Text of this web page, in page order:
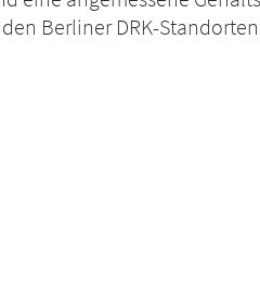
Berliner DRK-